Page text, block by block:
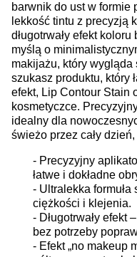
barwnik do ust w formie
lekkość tintu z precyzją
długotrwały efekt
myślą o
makijażu, który wygląda
szukasz produktu, który
efekt, Lip Contour Stain
kosmetyczce.
idealny dla
świeżo przez cały
- Precyzyjny
łatwe i dokładne
- Ultralekka
ciężkości i klejenia.
- Długotrwały efekt
bez potrzeby
- Efekt „no makeup